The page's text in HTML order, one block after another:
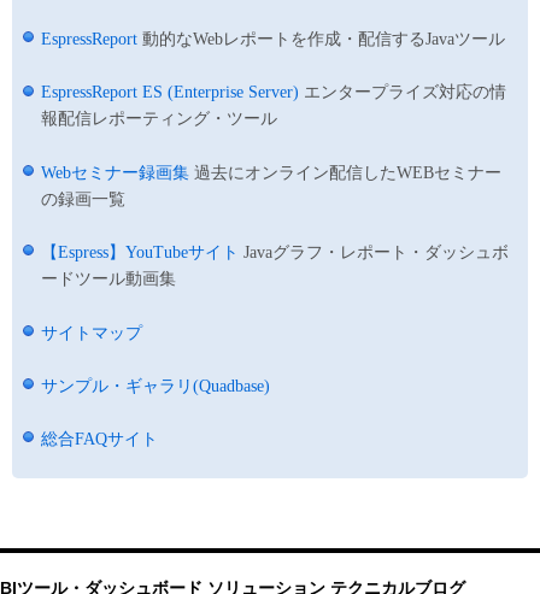
EspressReport 動的なWebレポートを作成・配信するJavaツール
EspressReport ES (Enterprise Server) エンタープライズ対応の情
報配信レポーティング・ツール
Webセミナー録画集 過去にオンライン配信したWEBセミナー
の録画一覧
【Espress】YouTubeサイト Javaグラフ・レポート・ダッシュボ
ードツール動画集
サイトマップ
サンプル・ギャラリ(Quadbase)
総合FAQサイト
BIツール・ダッシュボード ソリューション テクニカルブログ